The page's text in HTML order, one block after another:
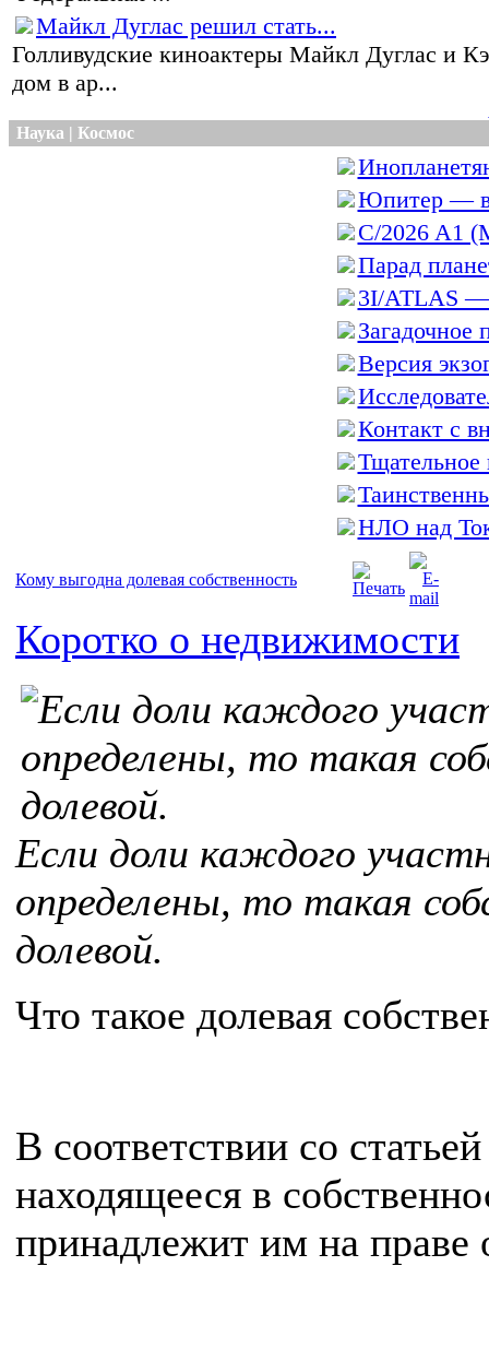
Майкл Дуглас решил стать...
Голливудские киноактеры Майкл Дуглас и
дом в ар...
Наука | Космос
Юпитер —
C/2026 A1
Парад
3I/ATLAS —
Загадочное
Версия
Контакт с
Тщательное
НЛО над
Кому выгодна долевая собственность
Коротко о недвижимости
Если доли каждого
определены, то такая
долевой.
Что такое долевая
В соответствии со
находящееся в
принадлежит им на праве